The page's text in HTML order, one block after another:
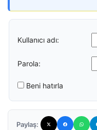
Kullanıcı adı:
Parola:
Beni hatırla
Paylaş: